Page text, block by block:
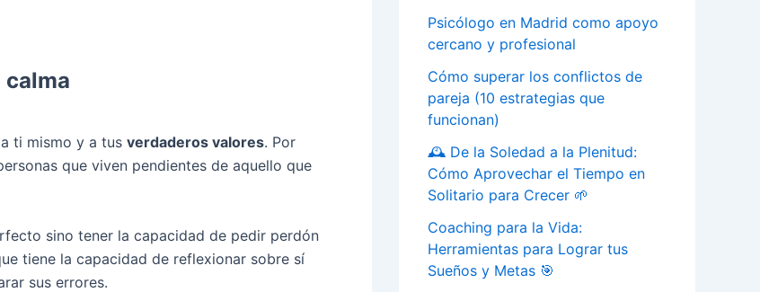
calma
ti mismo y a tus verdaderos valores. Por
que viven pendientes de aquello que
sino tener la capacidad de pedir perdón
tiene la capacidad de reflexionar sobre sí
sus errores.
Psicólogo en Madrid como apoyo
cercano y profesional
Cómo superar los conflictos de
pareja (10 estrategias que
funcionan)
🕰️ De la Soledad a la Plenitud:
Cómo Aprovechar el Tiempo en
Solitario para Crecer 🌱
Coaching para la Vida:
Herramientas para Lograr tus
Sueños y Metas 🎯